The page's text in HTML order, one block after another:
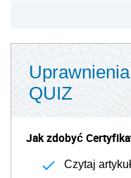
QUIZ
Jak zdobyć
Czytaj